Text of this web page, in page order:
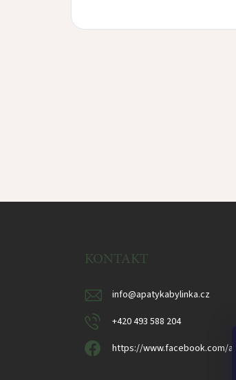
KONTAKT
info@apatykabylinka.cz
+420 493 588 204
https://www.facebook.com/